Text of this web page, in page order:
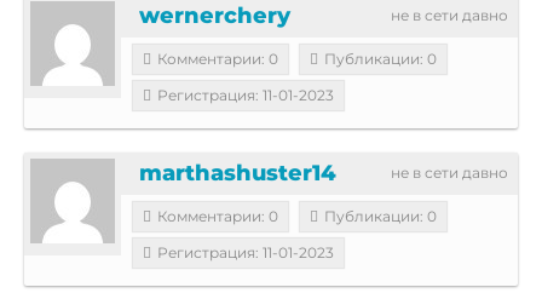
не в сети давно
wernerchery
Комментарии: 0
Публикации: 0
Регистрация: 11-01-2023
не в сети давно
marthashuster14
Комментарии: 0
Публикации: 0
Регистрация: 11-01-2023